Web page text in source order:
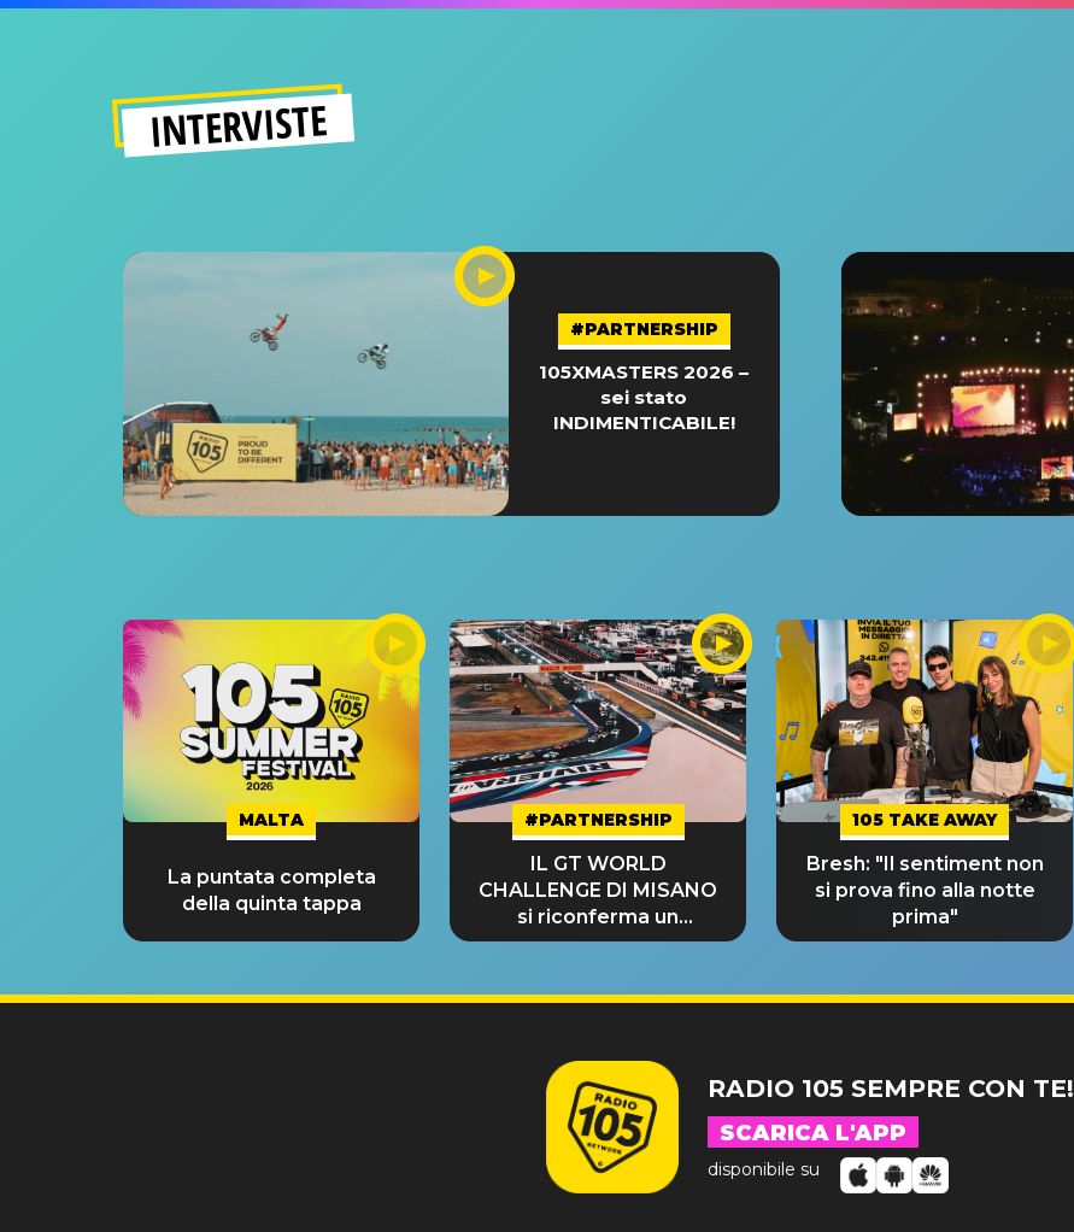
INTERVISTE
#PARTNERSHIP
105XMASTERS 2026 –
sei stato
INDIMENTICABILE!
MALTA
La puntata completa
della quinta tappa
#PARTNERSHIP
IL GT WORLD
CHALLENGE DI MISANO
si riconferma un
GRANDE SUCCESSO!
105 TAKE AWAY
Bresh: "Il sentiment non
si prova fino alla notte
prima"
RADIO 105 SEMPRE CON TE!
SCARICA L'APP
disponibile su